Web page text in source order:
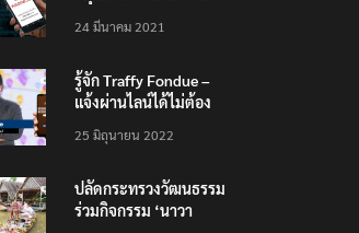
200,000 บาท”
24 มีนาคม 2021
รู้จัก Traffy Fondue –
แจ้งผ่านไลน์ได้ไม่ต้อง
ทั่วไทย ไม่ใช่แค่ในกรุง
25 มิถุนายน 2022
ปลัดกระทรวงวัฒนธรรม
ร่วมกิจกรรม ‘นาวา